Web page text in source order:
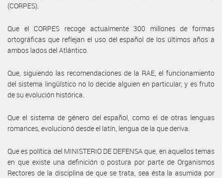
(CORPES).
Que el CORPES recoge actualmente 300 millones de formas
ortográficas que reflejan el uso del español de los últimos años a
ambos lados del Atlántico.
Que, siguiendo las recomendaciones de la RAE, el funcionamiento
del sistema lingüístico no lo decide alguien en particular, y es fruto
de su evolución histórica.
Que el sistema de género del español, como el de otras lenguas
romances, evolucionó desde el latín, lengua de la que deriva.
Que es política del MINISTERIO DE DEFENSA que, en aquellos temas
en que existe una definición o postura por parte de Organismos
Rectores de la disciplina de que se trata, sea ésta la asumida por